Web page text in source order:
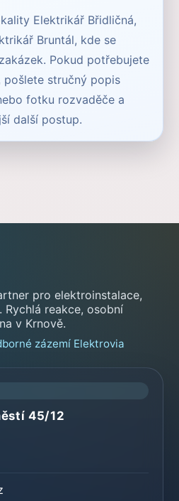
Elektrikář Břidličná,
Bruntál, kde se
Pokud potřebujete
pošlete stručný popis
fotku rozvaděče a
další postup.
pro elektroinstalace,
reakce, osobní
v Krnově.
zázemí Elektrovia
45/12